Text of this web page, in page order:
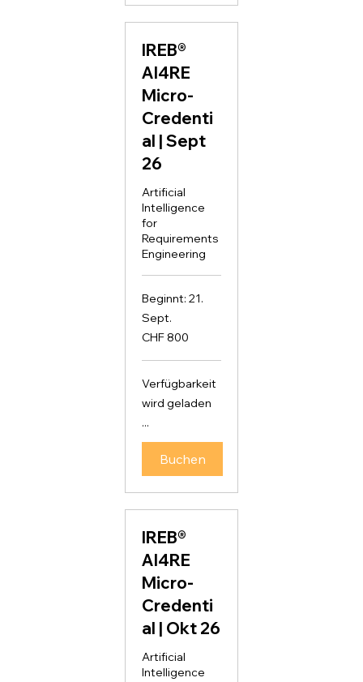
IREB®
AI4RE
Micro-
Credenti
al | Sept
26
Artificial
Intelligence
for
Requirements
Engineering
Beginnt: 21.
Sept.
800
Schweizer
CHF 800
Verfügbarkeit
wird geladen
...
Buchen
IREB®
AI4RE
Micro-
Credenti
al | Okt 26
Artificial
Intelligence